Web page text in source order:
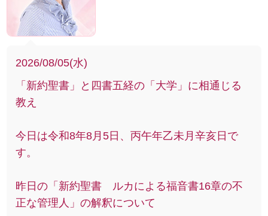
2026/08/05(水)
「新約聖書」と四書五経の「大学」に相通じる
教え
今日は令和8年8月5日、丙午年乙未月辛亥日で
す。
昨日の「新約聖書 ルカによる福音書16章の不
正な管理人」の解釈について